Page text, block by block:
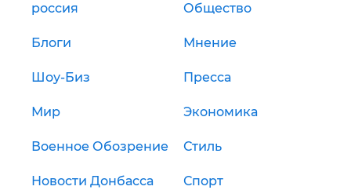
россия Общество
Блоги Мнение
Шоу-Биз Пресса
Мир Экономика
Военное Обозрение Стиль
Новости Донбасса Спорт